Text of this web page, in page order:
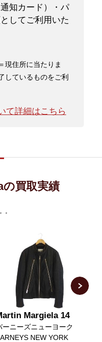
知カード）・パ
してご利用いた
現住所に当たりま
しているものをご利
て詳細はこちら
買取実績
Margiela 14
ーニーズニューヨーク
NEW YORK